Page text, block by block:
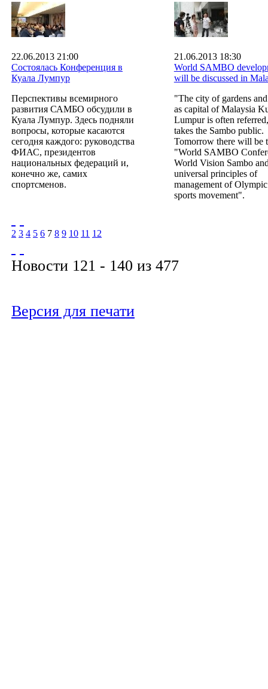
22.06.2013 21:00
Состоялась Конференция в
Куала Лумпур
Перспективы всемирного
развития САМБО обсудили в
Куала Лумпур. Здесь подняли
вопросы, которые касаются
сегодня каждого: руководства
ФИАС, президентов
национальных федераций и,
конечно же, самих
спортсменов.
21.06.2013 18:30
World SAMBO
will be discussed in
"The city of gardens
as capital of Malaysia
Lumpur is often
takes the Sambo public.
Tomorrow there will be
"World SAMBO
World Vision Sambo
universal principles of
management of
sports movement".
2 3 4 5 6 7 8 9 10 11 12
Новости 121 - 140 из 477
Версия для печати